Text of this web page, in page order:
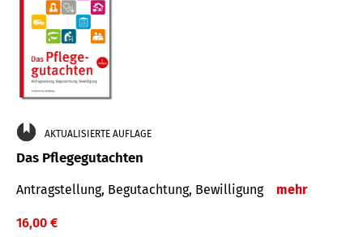
AKTUALISIERTE AUFLAGE
Das Pflegegutachten
Antragstellung, Begutachtung, Bewilligung mehr
16,00 €